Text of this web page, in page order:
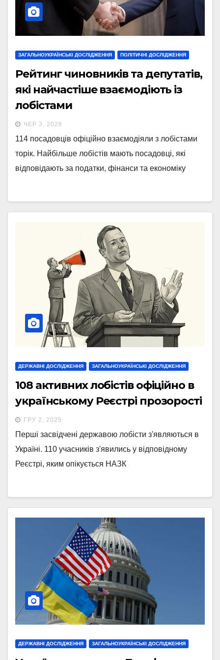
ЗАГАЛЬНОУКРАЇНСЬКІ ДОСЛІДЖЕННЯ ПОЛІТИЧНІ ДОСЛІДЖЕННЯ
Рейтинг чиновників та депутатів,
які найчастіше взаємодіють із
лобістами
ЧЕР 3, 2026
114 посадовців офіційно взаємодіяли з лобістами
торік. Найбільше лобістів мають посадовці, які
відповідають за податки, фінанси та економіку
ДЕРЖАВНІ ДОСЛІДЖЕННЯ ЗАГАЛЬНОУКРАЇНСЬКІ ДОСЛІДЖЕННЯ
108 активних лобістів офіційно в
українському Реєстрі прозорості
ГРУ 2, 2025
Перші засвідчені державою лобісти з'являються в
Україні. 110 учасників з'явились у відповідному
Реєстрі, яким опікується НАЗК
ДЕРЖАВНІ ДОСЛІДЖЕННЯ ЗАГАЛЬНОУКРАЇНСЬКІ ДОСЛІДЖЕННЯ